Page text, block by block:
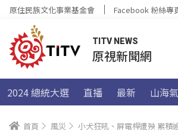
原住民族文化事業基金會 Facebook 粉絲專
TITV NEWS
原視新聞網
2024 總統大選 直播 最新 山海
首頁 風災 小犬狂吼、屏電桿遭殃 累積